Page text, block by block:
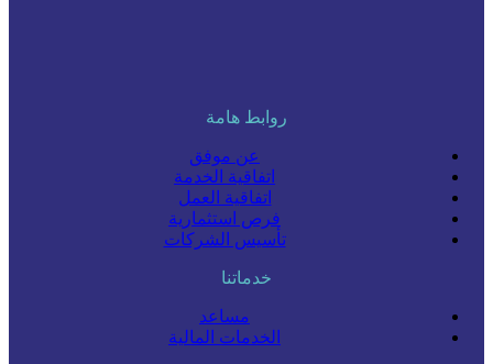
روابط هامة
عن موفق
اتفاقية الخدمة
اتفاقية العمل
فرص استثمارية
تأسيس الشركات
خدماتنا
مساعد
الخدمات المالية